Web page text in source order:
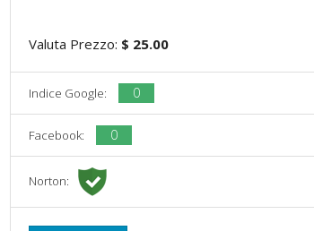
Valuta Prezzo: $ 25.00
Indice Google: 0
Facebook: 0
Norton: